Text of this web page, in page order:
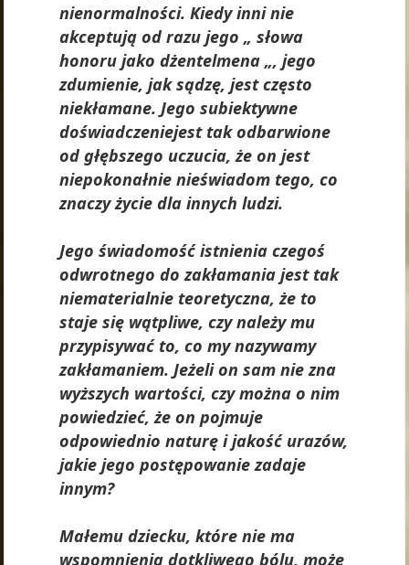
nienormalności. Kiedy inni nie
akceptują od razu jego „ słowa
honoru jako dżentelmena „, jego
zdumienie, jak sądzę, jest często
niekłamane. Jego subiektywne
doświadczeniejest tak odbarwione
od głębszego uczucia, że on jest
niepokonałnie nieświadom tego, co
znaczy życie dla innych ludzi.
Jego świadomość istnienia czegoś
odwrotnego do zakłamania jest tak
niematerialnie teoretyczna, że to
staje się wątpliwe, czy należy mu
przypisywać to, co my nazywamy
zakłamaniem. Jeżeli on sam nie zna
wyższych wartości, czy można o nim
powiedzieć, że on pojmuje
odpowiednio naturę i jakość urazów,
jakie jego postępowanie zadaje
innym?
Małemu dziecku, które nie ma
wspomnienia dotkliwego bólu, może